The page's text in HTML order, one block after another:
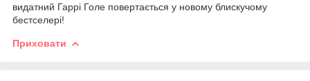
видатний Гаррі Голе повертається у новому блискучому
бестселері!
Приховати